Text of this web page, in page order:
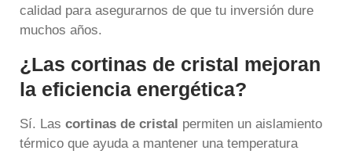
calidad para asegurarnos de que tu inversión dure
muchos años.
¿Las cortinas de cristal mejoran
la eficiencia energética?
Sí. Las cortinas de cristal permiten un aislamiento
térmico que ayuda a mantener una temperatura